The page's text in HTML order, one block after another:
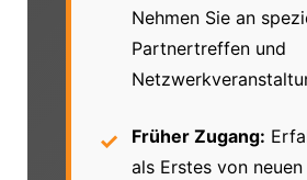
Nehmen Sie an
Partnertreffen und
Früher Zugang:
als Erstes von